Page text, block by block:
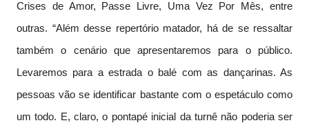
Crises de Amor, Passe Livre, Uma Vez Por Mês, entre
outras. “Além desse repertório matador, há de se ressaltar
também o cenário que apresentaremos para o público.
Levaremos para a estrada o balé com as dançarinas. As
pessoas vão se identificar bastante com o espetáculo como
um todo. E, claro, o pontapé inicial da turnê não poderia ser